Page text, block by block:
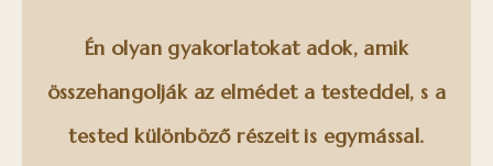
Én olyan gyakorlatokat adok, amik
összehangolják az elmédet a testeddel, s a
tested különböző részeit is egymással.